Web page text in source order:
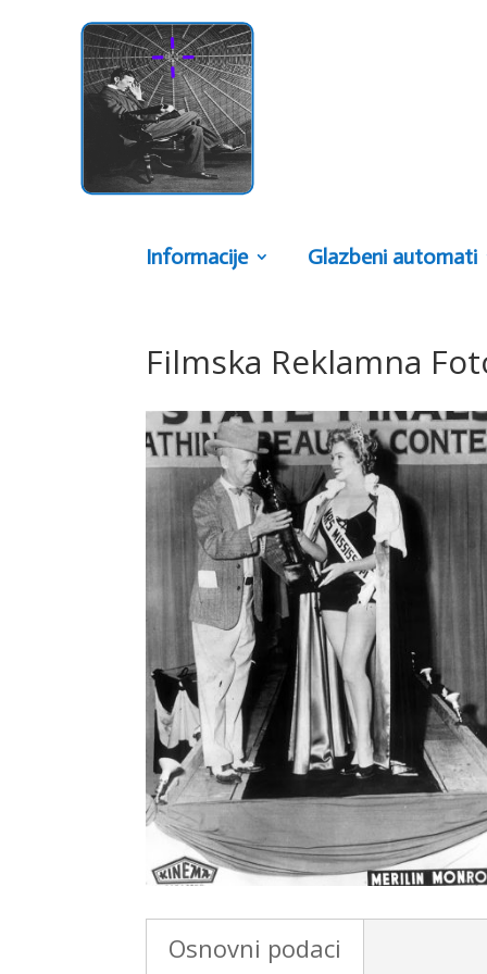
Informacije Glazbeni automati
Filmska Reklamna
Osnovni podaci